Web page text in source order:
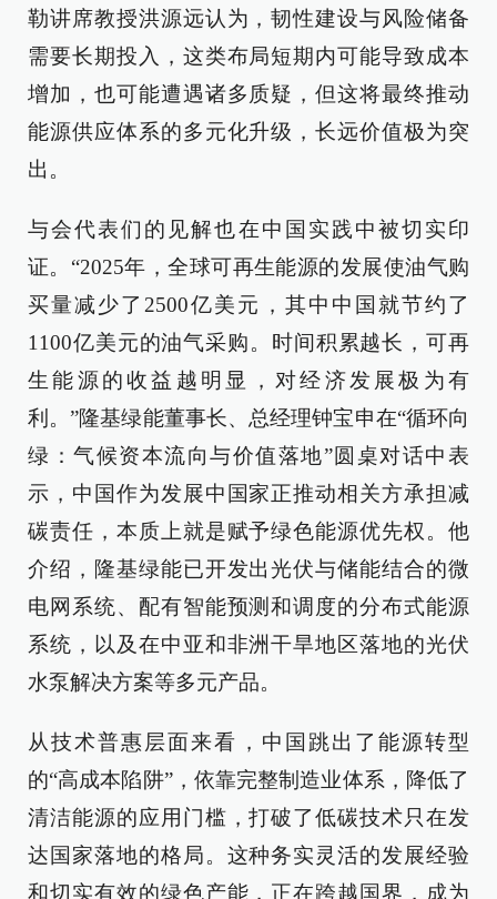
勒讲席教授洪源远认为，韧性建设与风险储备
需要长期投入，这类布局短期内可能导致成本
增加，也可能遭遇诸多质疑，但这将最终推动
能源供应体系的多元化升级，长远价值极为突
出。
与会代表们的见解也在中国实践中被切实印
证。“2025年，全球可再生能源的发展使油气购
买量减少了2500亿美元，其中中国就节约了
1100亿美元的油气采购。时间积累越长，可再
生能源的收益越明显，对经济发展极为有
利。”隆基绿能董事长、总经理钟宝申在“循环向
绿：气候资本流向与价值落地”圆桌对话中表
示，中国作为发展中国家正推动相关方承担减
碳责任，本质上就是赋予绿色能源优先权。他
介绍，隆基绿能已开发出光伏与储能结合的微
电网系统、配有智能预测和调度的分布式能源
系统，以及在中亚和非洲干旱地区落地的光伏
水泵解决方案等多元产品。
从技术普惠层面来看，中国跳出了能源转型
的“高成本陷阱”，依靠完整制造业体系，降低了
清洁能源的应用门槛，打破了低碳技术只在发
达国家落地的格局。这种务实灵活的发展经验
和切实有效的绿色产能，正在跨越国界，成为